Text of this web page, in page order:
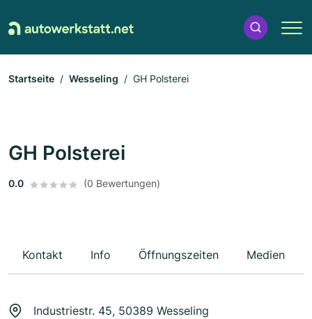
Startseite Wesseling GH Polsterei
GH Polsterei
0.0 (0 Bewertungen)
Kontakt Info Öffnungszeiten Medien
Industriestr. 45, 50389 Wesseling